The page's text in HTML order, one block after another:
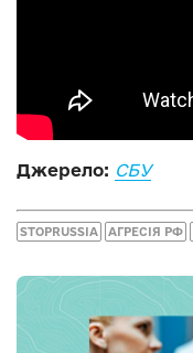
Джерело: СБУ
STOPRUSSIA АГРЕСІЯ РФ